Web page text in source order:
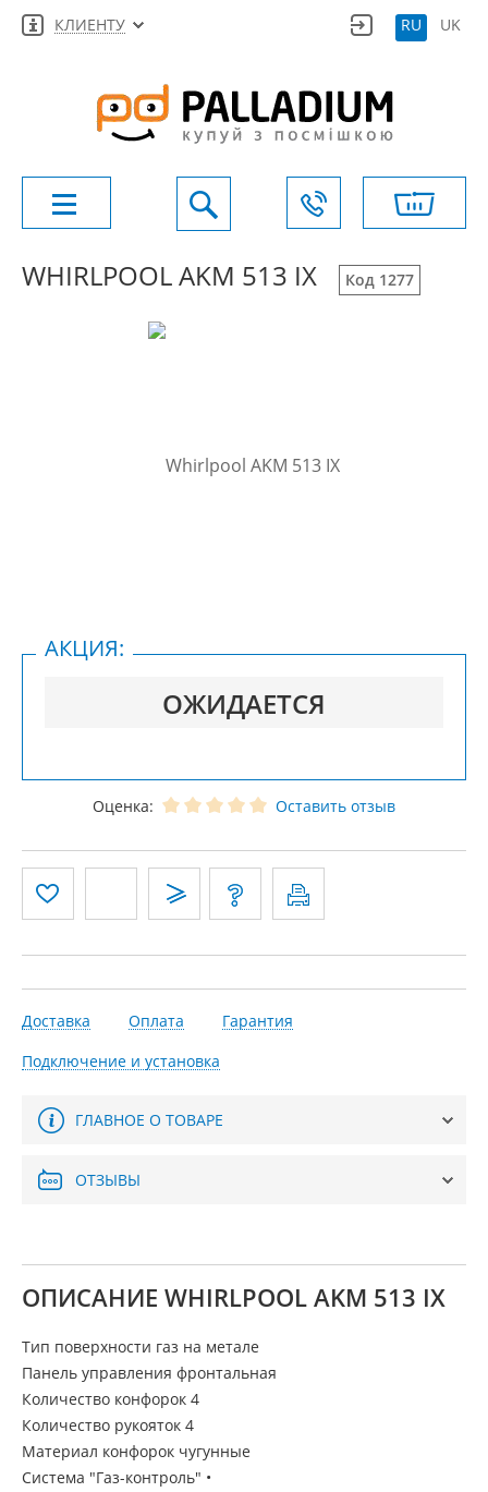
КЛИЕНТУ RU UK
WHIRLPOOL AKM 513 IX Код 1277
ОЖИДАЕТСЯ
АКЦИЯ:
Оценка: Оставить отзыв
Доставка Оплата
Гарантия
Подключение и установка
ГЛАВНОЕ О ТОВАРЕ
ОТЗЫВЫ
ОПИСАНИЕ WHIRLPOOL AKM 513 IX
Тип поверхности газ на метале
Панель управления фронтальная
Количество конфорок 4
Количество рукояток 4
Материал конфорок чугунные
Система "Газ-контроль" •